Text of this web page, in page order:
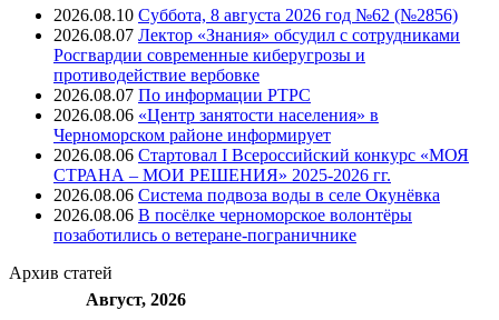
2026.08.10 Суббота, 8 августа 2026 год №62 (№2856)
2026.08.07 Лектор «Знания» обсудил с сотрудниками
Росгвардии современные киберугрозы и
противодействие вербовке
2026.08.07 ⁠По информации РТРС
2026.08.06 «Центр занятости населения» в
Черноморском районе информирует
2026.08.06 Стартовал I Всероссийский конкурс «МОЯ
СТРАНА – МОИ РЕШЕНИЯ» 2025-2026 гг.
2026.08.06 Система подвоза воды в селе Окунёвка
2026.08.06 В посёлке черноморское волонтёры
позаботились о ветеране-пограничнике
Архив статей
Август, 2026